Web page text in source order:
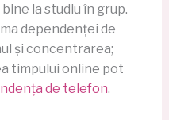
la studiu în grup.
dependenței de
și concentrarea;
timpului online pot
de telefon.